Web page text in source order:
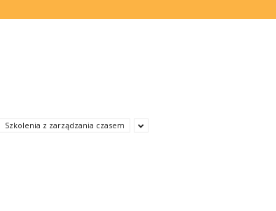
Szkolenia z zarządzania czasem